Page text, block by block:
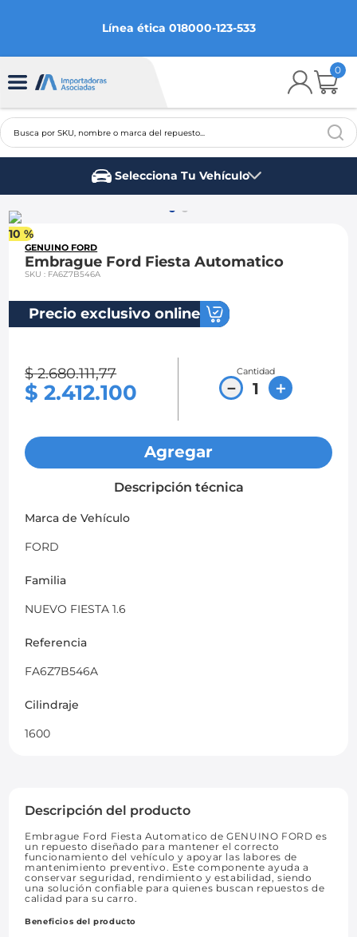
Línea ética 018000-123-533
0
Busca por SKU, nombre o marca del repuesto...
Selecciona Tu Vehículo
10 %
GENUINO FORD
Embrague Ford Fiesta Automatico
SKU: FA6Z7B546A
Precio exclusivo online
$ 2.680.111,77
$ 2.412.100
Cantidad
＋
－
Agregar
Descripción técnica
Marca de Vehículo
FORD
Familia
NUEVO FIESTA 1.6
Referencia
FA6Z7B546A
Cilindraje
1600
Descripción del producto
Embrague Ford Fiesta Automatico de GENUINO FORD es
un repuesto diseñado para mantener el correcto
funcionamiento del vehículo y apoyar las labores de
mantenimiento preventivo. Este componente ayuda a
conservar seguridad, rendimiento y estabilidad, siendo
una solución confiable para quienes buscan repuestos de
calidad para su carro.
Beneficios del producto
2
3.
spark gt
ford fiesta
5.
optra
6.
mazda 3
chevrolet sail
. mazda 2